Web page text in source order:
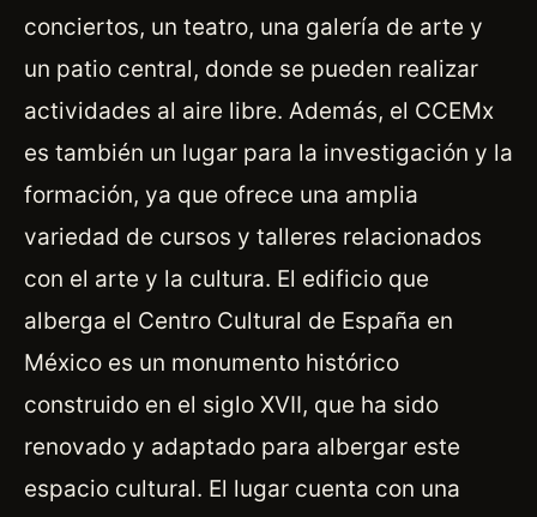
conciertos, un teatro, una galería de arte y
un patio central, donde se pueden realizar
actividades al aire libre. Además, el CCEMx
es también un lugar para la investigación y la
formación, ya que ofrece una amplia
variedad de cursos y talleres relacionados
con el arte y la cultura. El edificio que
alberga el Centro Cultural de España en
México es un monumento histórico
construido en el siglo XVII, que ha sido
renovado y adaptado para albergar este
espacio cultural. El lugar cuenta con una